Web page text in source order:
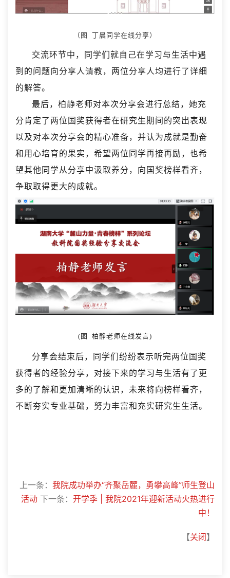
（图 丁晨同学在线分享）
交流环节中，同学们就自己在学习与生活中遇
到的问题向分享人请教，两位分享人均进行了详细
的解答。
最后，柏静老师对本次分享会进行总结，她充
分肯定了两位国奖获得者在研究生期间的突出表现
以及对本次分享会的精心准备，并认为成就是勤奋
和用心培育的果实，希望两位同学再接再励，也希
望其他同学从分享中汲取养分，向国奖榜样看齐，
争取取得更大的成就。
(图 柏静老师在线发言)
分享会结束后，同学们纷纷表示听完两位国奖
获得者的经验分享，对接下来的学习与生活有了更
多的了解和更加清晰的认识，未来将向榜样看齐，
不断夯实专业基础，努力丰富和充实研究生生活。
上一条： 我院成功举办“齐聚岳麓，勇攀高峰”师生登山
活动 下一条： 开学季 | 我院2021年迎新活动火热进行
中！
【关闭】